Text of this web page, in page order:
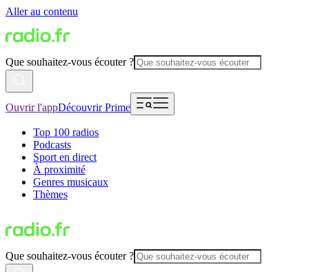
Aller au contenu
Que souhaitez-vous écouter ?
Ouvrir l'appDécouvrir Prime
Top 100 radios
Podcasts
Sport en direct
À proximité
Genres musicaux
Thèmes
Que souhaitez-vous écouter ?